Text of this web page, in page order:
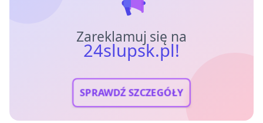
Zareklamuj się na
24slupsk.pl!
SPRAWDŹ SZCZEGÓŁY